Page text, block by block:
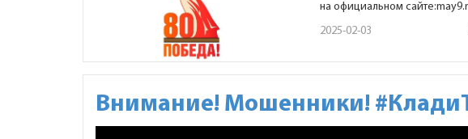
на официальном сайте:
2025-02-03
Внимание! Мошенники!